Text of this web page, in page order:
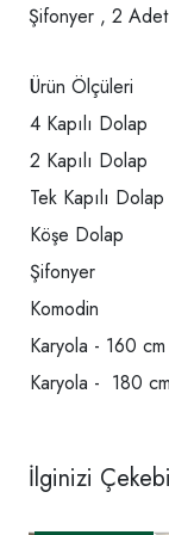
Şifonyer , 2
Ürün Ölçüleri
4 Kapılı Dolap
2 Kapılı Dolap
Tek Kapılı Dolap
Köşe Dolap
Şifonyer
Komodin
Karyola - 160 cm
Karyola - 180 cm
İlginizi